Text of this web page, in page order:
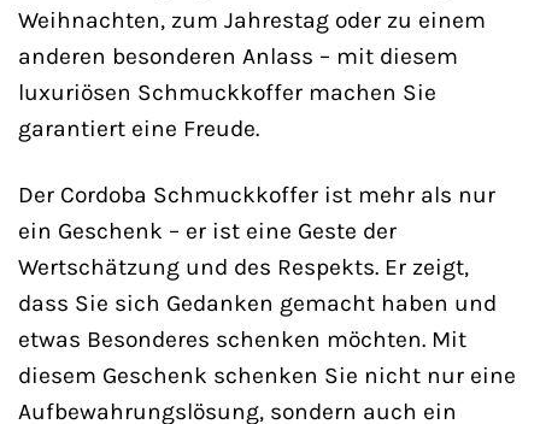
Weihnachten, zum Jahrestag oder zu einem
anderen besonderen Anlass – mit diesem
luxuriösen Schmuckkoffer machen Sie
garantiert eine Freude.
Der Cordoba Schmuckkoffer ist mehr als nur
ein Geschenk – er ist eine Geste der
Wertschätzung und des Respekts. Er zeigt,
dass Sie sich Gedanken gemacht haben und
etwas Besonderes schenken möchten. Mit
diesem Geschenk schenken Sie nicht nur eine
Aufbewahrungslösung, sondern auch ein